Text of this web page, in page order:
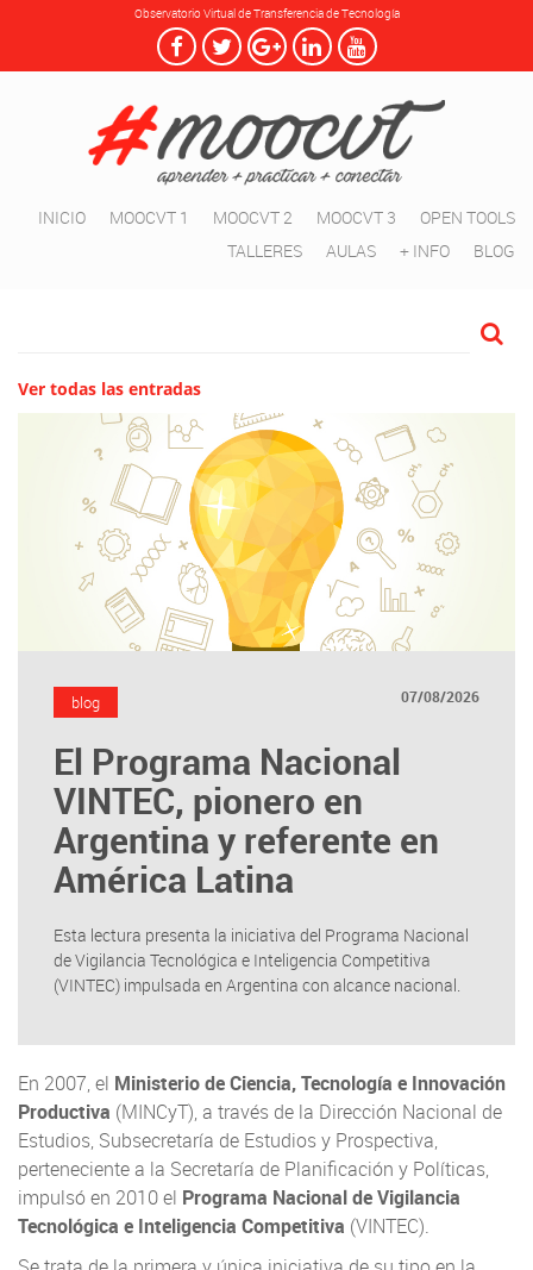
Observatorio Virtual de Transferencia de Tecnología
INICIO MOOCVT 1 MOOCVT 2 MOOCVT 3
OPEN TOOLS
TALLERES
AULAS + INFO BLOG
Ver todas las entradas
blog 07/08/2026
El Programa Nacional
VINTEC, pionero en
Argentina y referente en
América Latina
Esta lectura presenta la iniciativa del Programa Nacional
de Vigilancia Tecnológica e Inteligencia Competitiva
(VINTEC) impulsada en Argentina con alcance nacional.
En 2007, el Ministerio de Ciencia, Tecnología e Innovación
Productiva (MINCyT), a través de la Dirección Nacional de
Estudios, Subsecretaría de Estudios y Prospectiva,
perteneciente a la Secretaría de Planificación y Políticas,
impulsó en 2010 el Programa Nacional de Vigilancia
Tecnológica e Inteligencia Competitiva (VINTEC).